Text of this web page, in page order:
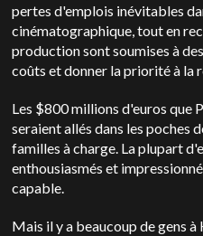
pertes d'emplois inévitables
cinématographique, tout en
production sont soumises à
coûts et donner la priorité à la
Les $800 millions d'euros que
seraient allés dans les poches
familles à charge. La plupart
enthousiasmés et
capable.
Mais il y a beaucoup de gens